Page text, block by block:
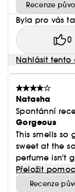
Recenze
Byla pro vás
0
Nahlásit tento
Natasha
Spontánní
Gorgeous
This smells so
sweet at the
perfume isn't
Přeložit
Recenze